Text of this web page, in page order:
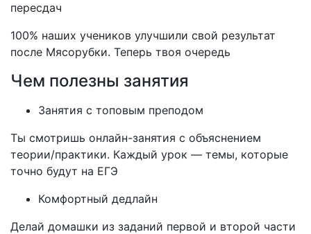
пересдач
100% наших учеников улучшили свой результат
после Мясорубки. Теперь твоя очередь
Чем полезны занятия
Занятия с топовым преподом
Ты смотришь онлайн-занятия с объяснением
теории/практики. Каждый урок — темы, которые
точно будут на ЕГЭ
Комфортный дедлайн
Делай домашки из заданий первой и второй части